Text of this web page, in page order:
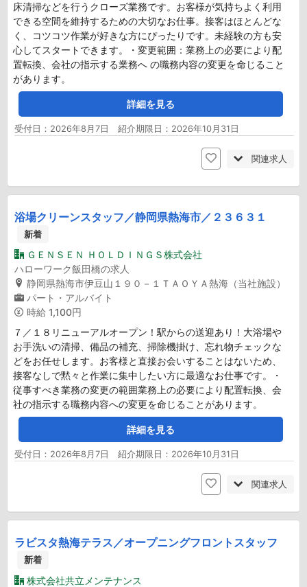
床清掃などを行うクローズ業務です。お客様が気持ちよく利用
できる空間を維持するための大切なお仕事。接客はほとんどな
く、コツコツ作業が好きな方にぴったりです。未経験の方も安
心してスタートできます。・変更範囲：業務上の必要により配
置転換、会社の指示する業務へ の職務内容の変更を命じること
があります。
詳細を見る
受付日：2026年8月7日 紹介期限日：2026年10月31日
関連求人
浴場クリーンスタッフ／静岡県熱海市／２３６３１
新着
ＧＥＮＳＥＮ ＨＯＬＤＩＮＧＳ株式会社
ハローワーク飯田橋の求人
静岡県熱海市伊豆山１９０－１ＴＡＯＹＡ熱海（当社施設）
パート・アルバイト
時給 1,100円
７／１８リニューアルオープン！駅からの送迎あり！大浴場や
お手洗いの清掃、備品の補充、掃除機掛け、忘れ物チェックな
どをお任せします。お客様と直接お会いすることはないため、
接客なしで黙々と作業に集中したい方に最適なお仕事です。・
従事すべき業務の変更の範囲業務上の必要により配置転換、会
社の指示する職務内容への変更を命じることがあります。
詳細を見る
受付日：2026年8月7日 紹介期限日：2026年10月31日
関連求人
ラビスタ熱海テラス／オープニングフロントスタッフ
新着
株式会社共立メンテナンス